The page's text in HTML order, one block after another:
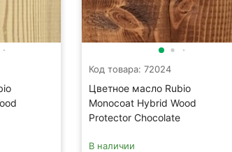
Код товара: 72024
Цветное масло Rubio
Monocoat Hybrid Wood
Protector Chocolate
В наличии